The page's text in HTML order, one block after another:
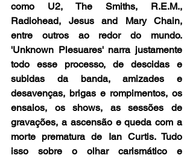
como U2, The Smiths, R.E.M.,
Radiohead, Jesus and Mary Chain,
entre outros ao redor do mundo.
'Unknown Plesuares' narra justamente
todo esse processo, de descidas e
subidas da banda, amizades e
desavenças, brigas e rompimentos, os
ensaios, os shows, as sessões de
gravações, a ascensão e queda com a
morte prematura de Ian Curtis. Tudo
isso sobre o olhar carismático e